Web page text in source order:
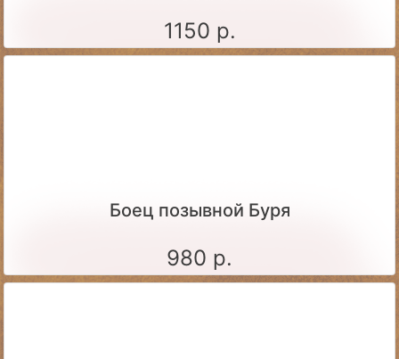
1150 р.
Боец позывной Буря
980 р.